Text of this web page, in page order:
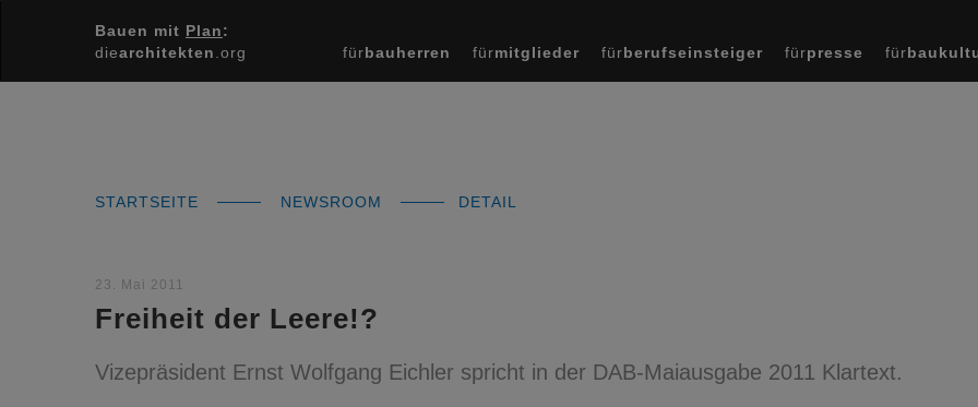
Bauen mit Plan:
diearchitekten .org fürbauherren fürmitglieder fürberufseinsteiger fürpresse für
STARTSEITE NEWSROOM DETAIL
23. Mai 2011
Freiheit der Leere!?
Vizepräsident Ernst Wolfgang Eichler spricht in der DAB-Maiausgabe 2011 Klartext.